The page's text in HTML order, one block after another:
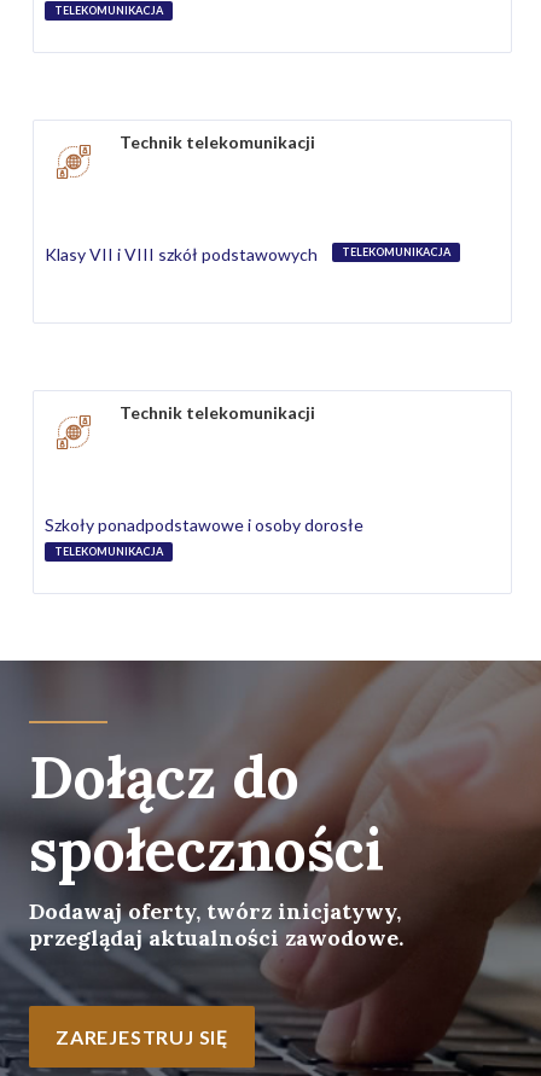
TELEKOMUNIKACJA
Technik telekomunikacji
Klasy VII i VIII szkół podstawowych TELEKOMUNIKACJA
Technik telekomunikacji
Szkoły ponadpodstawowe i osoby dorosłe
TELEKOMUNIKACJA
Dołącz do
społeczności
Dodawaj oferty, twórz inicjatywy,
przeglądaj aktualności zawodowe.
ZAREJESTRUJ SIĘ